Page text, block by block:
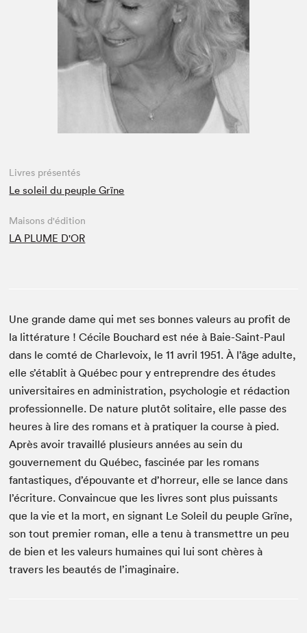
Espace enseignant·e·s
Espace pro
Livres présentés
Le soleil du peuple Grïne
Maisons d'édition
LA PLUME D'OR
Une grande dame qui met ses bonnes valeurs au profit de
la littérature ! Cécile Bouchard est née à Baie-Saint-Paul
dans le comté de Charlevoix, le 11 avril 1951. À l’âge adulte,
elle s’établit à Québec pour y entreprendre des études
universitaires en administration, psychologie et rédaction
professionnelle. De nature plutôt solitaire, elle passe des
heures à lire des romans et à pratiquer la course à pied.
Après avoir travaillé plusieurs années au sein du
gouvernement du Québec, fascinée par les romans
fantastiques, d’épouvante et d’horreur, elle se lance dans
l’écriture. Convaincue que les livres sont plus puissants
que la vie et la mort, en signant Le Soleil du peuple Grïne,
son tout premier roman, elle a tenu à transmettre un peu
de bien et les valeurs humaines qui lui sont chères à
travers les beautés de l’imaginaire.